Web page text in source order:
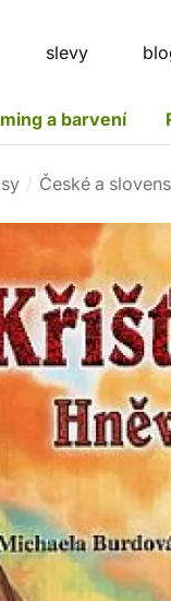
slevy
a barvení
České a